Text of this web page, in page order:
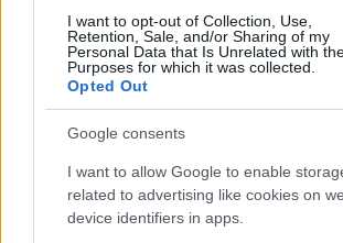
I want to opt-out of Collection, Use,
Retention, Sale, and/or Sharing of my
Personal Data that Is Unrelated with
Purposes for which it was collected.
Opted Out
Google consents
I want to allow Google to enable
related to advertising like cookies on
device identifiers in apps.
Kontakt